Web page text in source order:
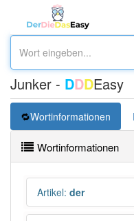
Junker - DDDEasy
Wortinformationen
Wortinformationen
Artikel: der